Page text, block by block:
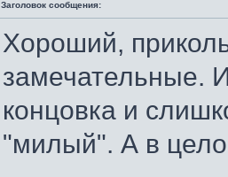
Заголовок сообщения:
Хороший,
замечательные.
концовка и
"милый". А в